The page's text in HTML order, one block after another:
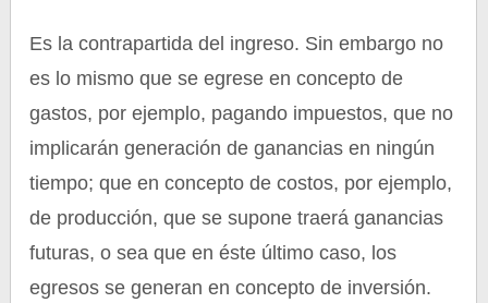
Es la contrapartida del ingreso. Sin embargo no
es lo mismo que se egrese en concepto de
gastos, por ejemplo, pagando impuestos, que no
implicarán generación de ganancias en ningún
tiempo; que en concepto de costos, por ejemplo,
de producción, que se supone traerá ganancias
futuras, o sea que en éste último caso, los
egresos se generan en concepto de inversión.